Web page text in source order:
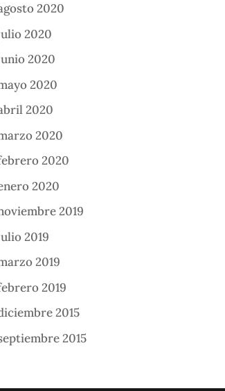
2020
2020
2020
2020
2020
2020
2020
2020
2019
2019
2019
2019
2015
2015